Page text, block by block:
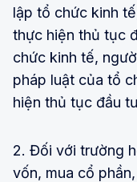
lập tổ chức kinh
thực hiện thủ tục
chức kinh tế,
pháp luật của tổ
hiện thủ tục đầu
2. Đối với trường
vốn, mua cổ